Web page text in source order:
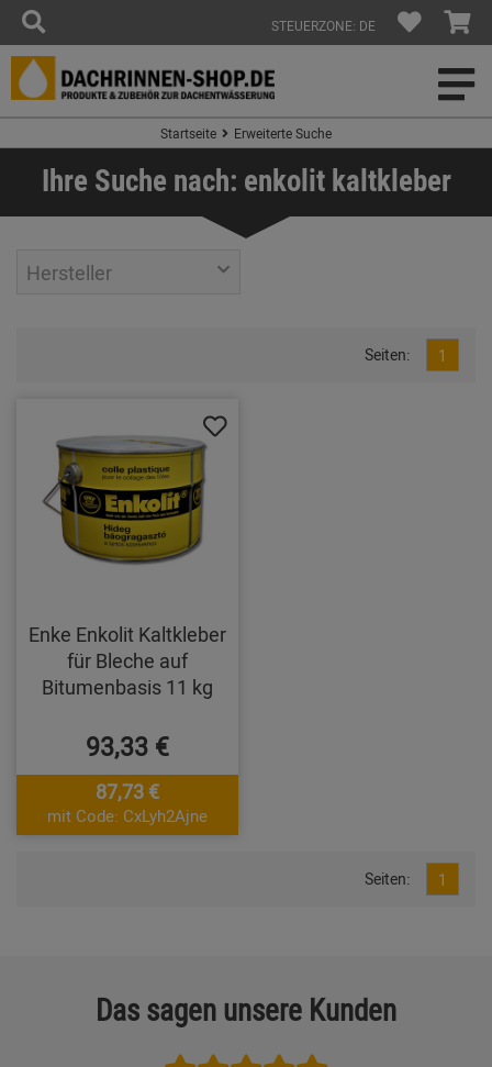
STEUERZONE: DE
Startseite Erweiterte Suche
Ihre Suche nach: enkolit kaltkleber
Hersteller
Seiten: 1
Enke Enkolit Kaltkleber
für Bleche auf
Bitumenbasis 11 kg
93,33 €
87,73 €
mit Code: CxLyh2Ajne
Seiten: 1
Das sagen unsere Kunden